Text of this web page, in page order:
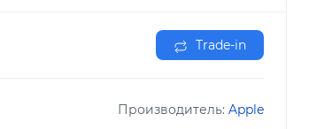
Trade-in
Производитель: Apple